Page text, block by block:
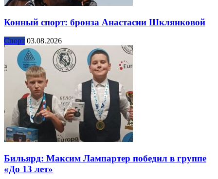
Конный спорт: бронза Анастасии Шклянковой
Спорт 03.08.2026
Бильярд: Максим Лампартер победил в группе
«До 13 лет»